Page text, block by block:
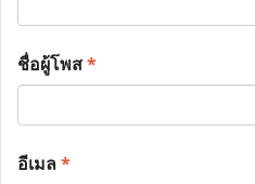
ชื่อผู้โพส*
อีเมล*